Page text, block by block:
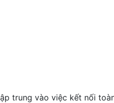
trung vào việc kết nối